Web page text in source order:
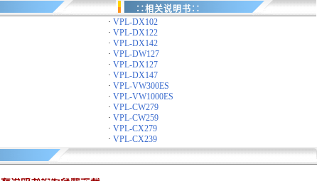
∷相关说明书∷
· VPL-DX102
· VPL-DX122
· VPL-DX142
· VPL-DW127
· VPL-DX127
· VPL-DX147
· VPL-VW300ES
· VPL-VW1000ES
· VPL-CW279
· VPL-CW259
· VPL-CX279
· VPL-CX239